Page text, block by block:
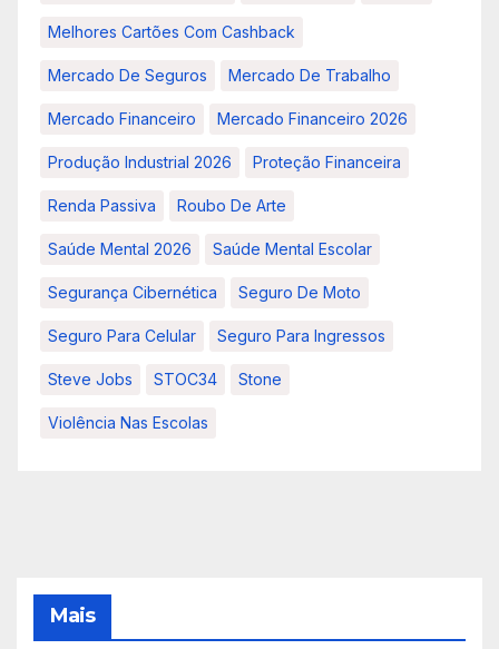
Melhores Cartões Com Cashback
Mercado De Seguros Mercado De Trabalho
Mercado Financeiro Mercado Financeiro 2026
Produção Industrial 2026 Proteção Financeira
Renda Passiva Roubo De Arte
Saúde Mental 2026 Saúde Mental Escolar
Segurança Cibernética Seguro De Moto
Seguro Para Celular Seguro Para Ingressos
Steve Jobs STOC34 Stone
Violência Nas Escolas
Mais